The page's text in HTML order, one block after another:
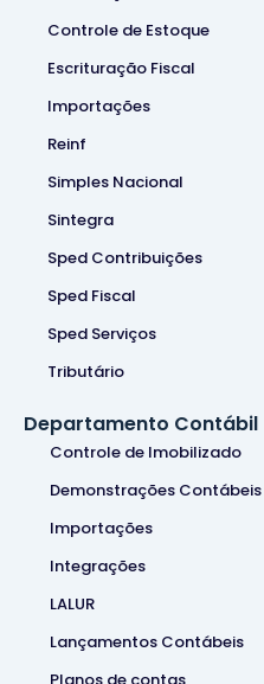
Controle de Estoque
Escrituração Fiscal
Importações
Reinf
Simples Nacional
Sintegra
Sped Contribuições
Sped Fiscal
Sped Serviços
Tributário
Departamento Contábil
Controle de Imobilizado
Demonstrações Contábeis
Importações
Integrações
LALUR
Lançamentos Contábeis